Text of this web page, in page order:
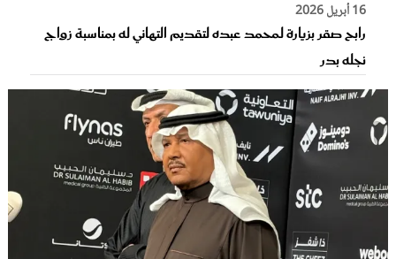
16 أبريل 2026
رابح صقر بزيارة لـمحمد عبده لتقديم التهاني له بمناسبة زواج
نجله بدر